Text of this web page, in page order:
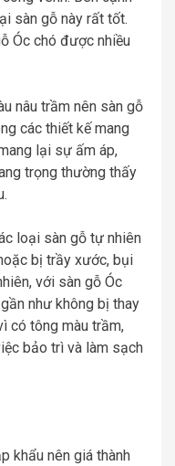
sàn gỗ này rất tốt.
Óc chó được nhiều
nâu trầm nên sàn gỗ
các thiết kế mang
lại sự ấm áp,
trọng thường thấy
loại sàn gỗ tự nhiên
bị trầy xước, bụi
với sàn gỗ Óc
như không bị thay
có tông màu trầm,
bảo trì và làm sạch
khẩu nên giá thành